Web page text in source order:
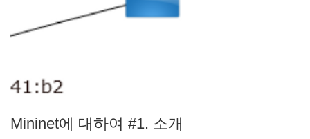
Mininet에 대하여 #1. 소개